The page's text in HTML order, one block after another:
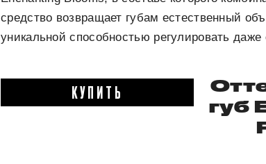
средство возвращает губам естественный
уникальной способностью регулировать
КУПИТЬ
губ